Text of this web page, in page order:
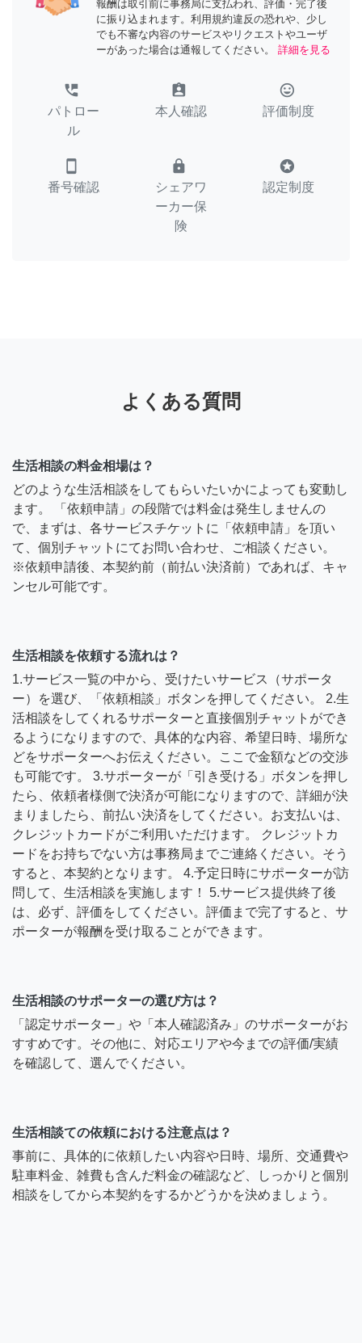
報酬は取引前に事務局に支払われ、評価・完了後
に振り込まれます。利用規約違反の恐れや、少し
でも不審な内容のサービスやリクエストやユーザ
ーがあった場合は通報してください。
詳細を見る
perm_phone_msg
パトロー
ル
assignment_ind
本人確認
tag_faces
評価制度
smartphone
番号確認
lock
シェアワ
ーカー保
険
stars
認定制度
よくある質問
生活相談の料金相場は？
どのような生活相談をしてもらいたいかによっても変動し
ます。 「依頼申請」の段階では料金は発生しませんの
で、まずは、各サービスチケットに「依頼申請」を頂い
て、個別チャットにてお問い合わせ、ご相談ください。
※依頼申請後、本契約前（前払い決済前）であれば、キャ
ンセル可能です。
生活相談を依頼する流れは？
1.サービス一覧の中から、受けたいサービス（サポータ
ー）を選び、「依頼相談」ボタンを押してください。 2.生
活相談をしてくれるサポーターと直接個別チャットができ
るようになりますので、具体的な内容、希望日時、場所な
どをサポーターへお伝えください。ここで金額などの交渉
も可能です。 3.サポーターが「引き受ける」ボタンを押し
たら、依頼者様側で決済が可能になりますので、詳細が決
まりましたら、前払い決済をしてください。お支払いは、
クレジットカードがご利用いただけます。 クレジットカ
ードをお持ちでない方は事務局までご連絡ください。そう
すると、本契約となります。 4.予定日時にサポーターが訪
問して、生活相談を実施します！ 5.サービス提供終了後
は、必ず、評価をしてください。評価まで完了すると、サ
ポーターが報酬を受け取ることができます。
生活相談のサポーターの選び方は？
「認定サポーター」や「本人確認済み」のサポーターがお
すすめです。その他に、対応エリアや今までの評価/実績
を確認して、選んでください。
生活相談ての依頼における注意点は？
事前に、具体的に依頼したい内容や日時、場所、交通費や
駐車料金、雑費も含んだ料金の確認など、しっかりと個別
相談をしてから本契約をするかどうかを決めましょう。